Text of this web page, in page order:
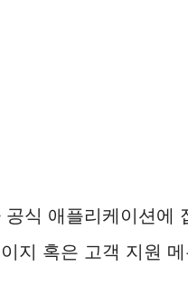
공식 애플리케이션에
지 혹은 고객 지원